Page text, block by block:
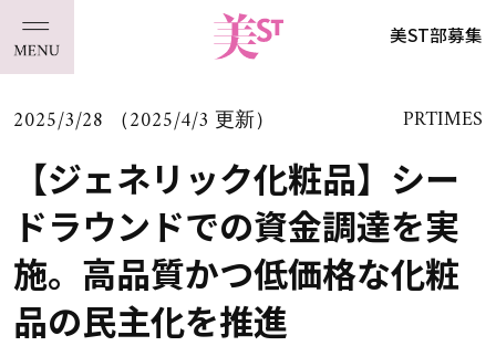
美ST部募集
2025/3/28 （2025/4/3 更新） PRTIMES
【ジェネリック化粧品】シー
ドラウンドでの資金調達を実
施。高品質かつ低価格な化粧
品の民主化を推進